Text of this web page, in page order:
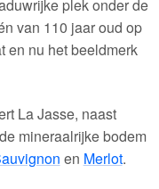
plek onder de
van 110 jaar oud op
en nu het beeldmerk
La Jasse, naast
mineraalrijke bodem
en Merlot.